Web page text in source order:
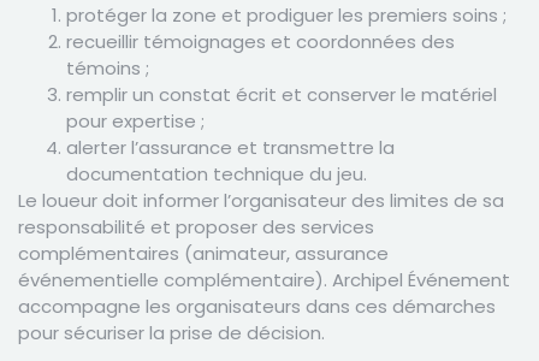
protéger la zone et prodiguer les premiers soins ;
recueillir témoignages et coordonnées des
témoins ;
remplir un constat écrit et conserver le matériel
pour expertise ;
alerter l’assurance et transmettre la
documentation technique du jeu.
Le loueur doit informer l’organisateur des limites de sa
responsabilité et proposer des services
complémentaires (animateur, assurance
événementielle complémentaire). Archipel Événement
accompagne les organisateurs dans ces démarches
pour sécuriser la prise de décision.